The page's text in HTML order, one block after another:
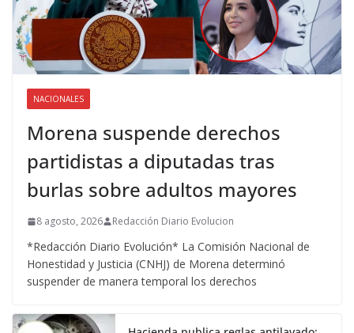
NACIONALES
Morena suspende derechos
partidistas a diputadas tras
burlas sobre adultos mayores
8 agosto, 2026 Redacción Diario Evolucion
*Redacción Diario Evolución* La Comisión Nacional de
Honestidad y Justicia (CNHJ) de Morena determinó
suspender de manera temporal los derechos